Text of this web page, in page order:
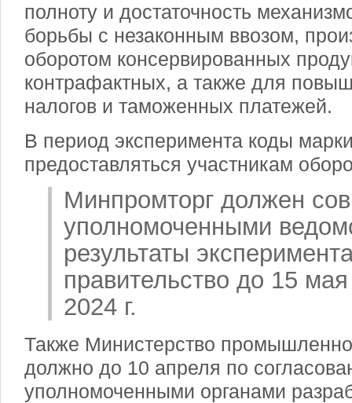
полноту и достаточность
борьбы с незаконным ввозом,
оборотом консервированных
контрафактных, а также для
налогов и таможенных платежей.
В период эксперимента коды
предоставляться участникам
Минпромторг должен
уполномоченными
результаты
правительство до 15
2024 г.
Также Министерство
должно до 10 апреля по
уполномоченными органами